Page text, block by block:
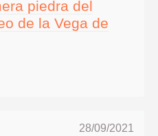
piedra del
de la Vega de
28/09/2021